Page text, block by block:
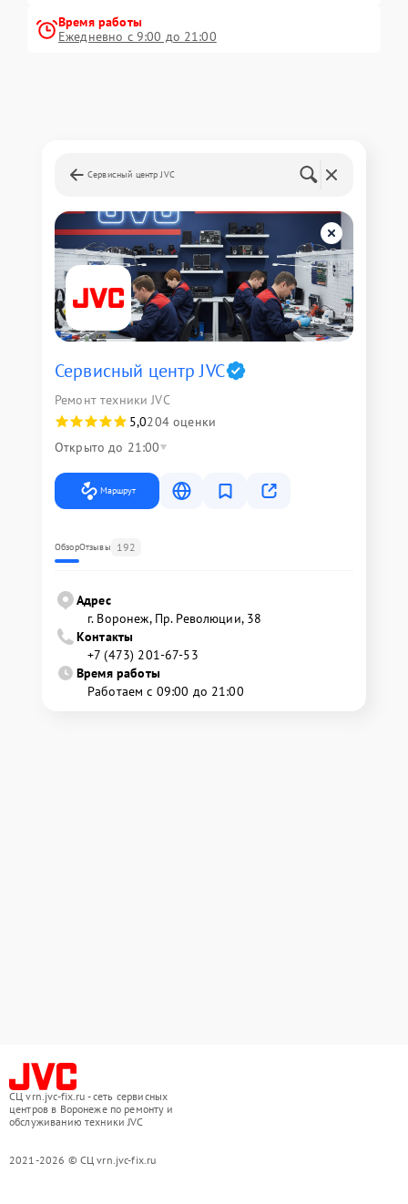
Время работы
Ежедневно с 9:00 до 21:00
Сервисный центр JVC
Сервисный центр JVC
Ремонт техники JVC
5,0204 оценки
Открыто до 21:00
Маршрут
ОбзорОтзывы 192
Адрес
г. Воронеж, Пр. Революции, 38
Контакты
+7 (473) 201-67-53
Время работы
Работаем с 09:00 до 21:00
СЦ vrn.jvc-fix.ru - сеть сервисных
центров в Воронеже по ремонту и
обслуживанию техники JVC
2021-2026 © СЦ vrn.jvc-fix.ru